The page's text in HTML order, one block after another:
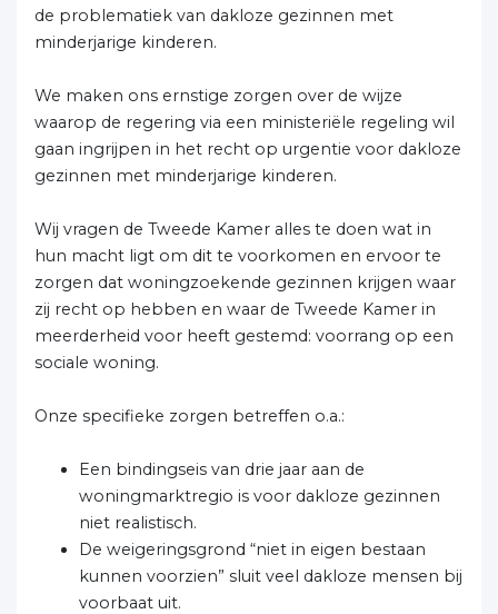
de problematiek van dakloze gezinnen met
minderjarige kinderen.
We maken ons ernstige zorgen over de wijze
waarop de regering via een ministeriële regeling wil
gaan ingrijpen in het recht op urgentie voor dakloze
gezinnen met minderjarige kinderen.
Wij vragen de Tweede Kamer alles te doen wat in
hun macht ligt om dit te voorkomen en ervoor te
zorgen dat woningzoekende gezinnen krijgen waar
zij recht op hebben en waar de Tweede Kamer in
meerderheid voor heeft gestemd: voorrang op een
sociale woning.
Onze specifieke zorgen betreffen o.a.:
Een bindingseis van drie jaar aan de
woningmarktregio is voor dakloze gezinnen
niet realistisch.
De weigeringsgrond “niet in eigen bestaan
kunnen voorzien” sluit veel dakloze mensen bij
voorbaat uit.